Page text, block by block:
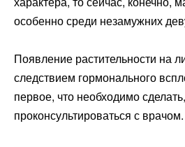
особенно среди незамужних
Появление растительности на
следствием гормонального
первое, что необходимо
проконсультироваться с врачом.